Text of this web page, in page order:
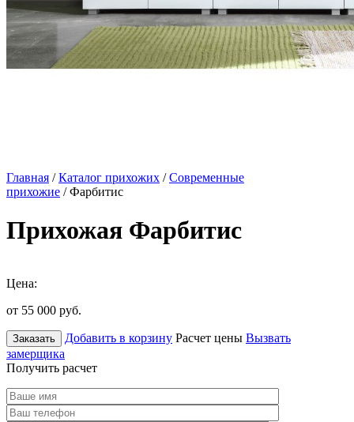
Главная /Каталог прихожих /Современные
прихожие / Фарбитис
Прихожая Фарбитис
Цена:
от 55 000 руб.
Заказать Добавить в корзину Расчет цены Вызвать
замерщика
Получить расчет